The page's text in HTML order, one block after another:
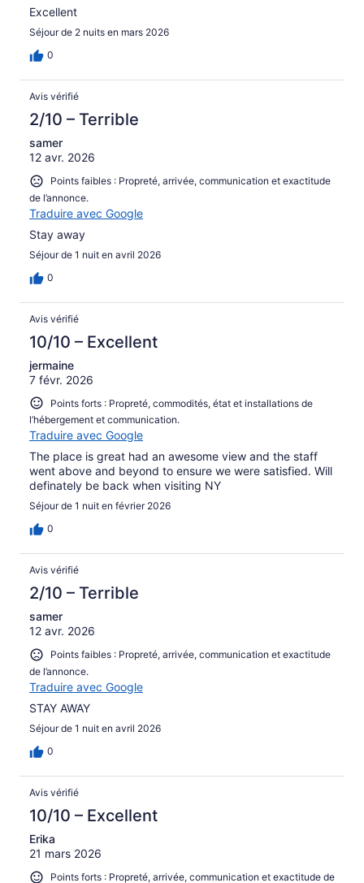
Excellent
Séjour de 2 nuits en mars 2026
0
Avis vérifié
2/10 – Terrible
samer
12 avr. 2026
Points faibles : Propreté, arrivée, communication et exactitude
de l’annonce.
Traduire avec Google
Stay away
Séjour de 1 nuit en avril 2026
0
Avis vérifié
10/10 – Excellent
jermaine
7 févr. 2026
Points forts : Propreté, commodités, état et installations de
l’hébergement et communication.
Traduire avec Google
The place is great had an awesome view and the staff
went above and beyond to ensure we were satisfied. Will
definately be back when visiting NY
Séjour de 1 nuit en février 2026
0
Avis vérifié
2/10 – Terrible
samer
12 avr. 2026
Points faibles : Propreté, arrivée, communication et exactitude
de l’annonce.
Traduire avec Google
STAY AWAY
Séjour de 1 nuit en avril 2026
0
Avis vérifié
10/10 – Excellent
Erika
21 mars 2026
Points forts : Propreté, arrivée, communication et exactitude de